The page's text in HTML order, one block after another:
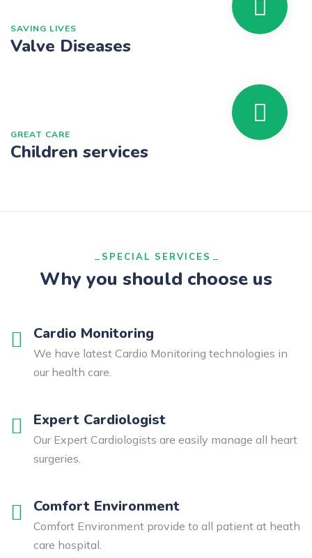
SAVING LIVES
Valve Diseases
GREAT CARE
Children services
SPECIAL SERVICES
Why you should choose us
Cardio Monitoring
We have latest Cardio Monitoring technologies in
our health care.
Expert Cardiologist
Our Expert Cardiologists are easily manage all heart
surgeries.
Comfort Environment
Comfort Environment provide to all patient at heath
care hospital.